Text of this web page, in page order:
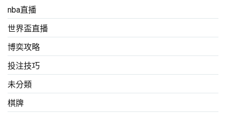
nba直播
世界盃直播
博奕攻略
投注技巧
未分類
棋牌